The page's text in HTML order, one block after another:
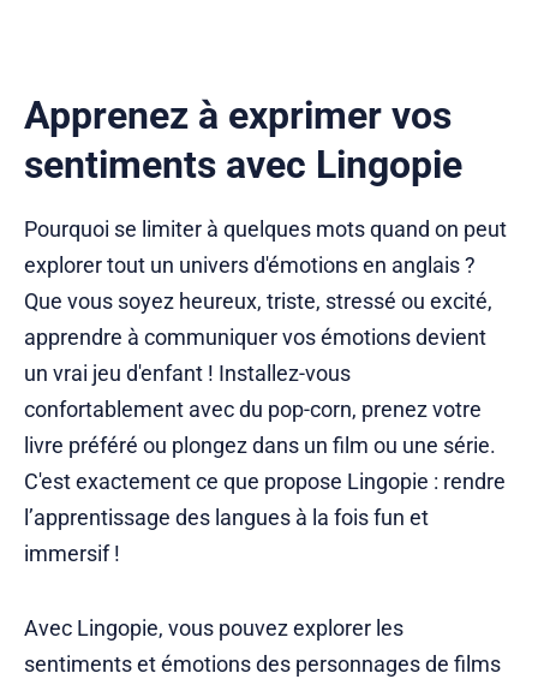
Apprenez à exprimer vos
sentiments avec Lingopie
Pourquoi se limiter à quelques mots quand on peut
explorer tout un univers d'émotions en anglais ?
Que vous soyez heureux, triste, stressé ou excité,
apprendre à communiquer vos émotions devient
un vrai jeu d'enfant ! Installez-vous
confortablement avec du pop-corn, prenez votre
livre préféré ou plongez dans un film ou une série.
C'est exactement ce que propose Lingopie : rendre
l’apprentissage des langues à la fois fun et
immersif !
Avec Lingopie, vous pouvez explorer les
sentiments et émotions des personnages de films